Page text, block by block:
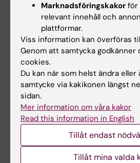
Kvävemonoxid
Det finns relativt få rapporter
ogynnsamma effekter efter
kvävemonoxid - och det är
huruvida dessa effekter
kvävemonoxid eller av
oxiderats till kvävedioxid.
Rikt-, gräns- och
utomhusluft
Marknadsföringskakor för
relevant innehåll och
plattformar.
Viss information kan överföras
Genom att samtycka godkänner
cookies.
Du kan när som helst ändra
samtycke via kakikonen längst
sidan.
Mer information om våra kakor
Read this information in English
Tillåt endast
Tillåt mina valda